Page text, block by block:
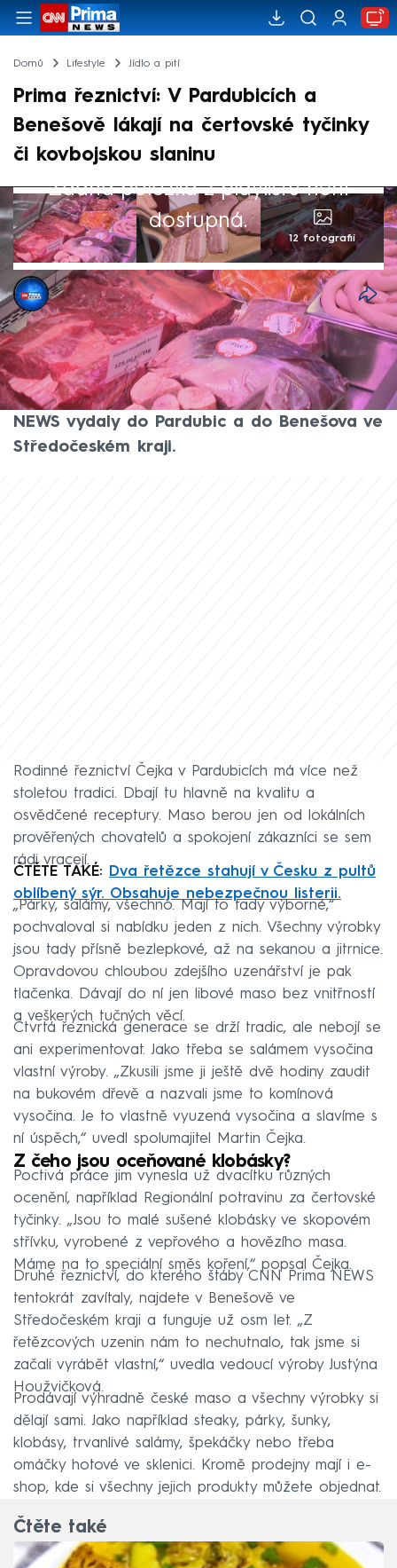
Domů Lifestyle Jídlo a pití
Prima řeznictví: V Pardubicích a
Benešově lákají na čertovské tyčinky
či kovbojskou slaninu
Žádná položka z playlistu není
dostupná.
12 fotografií
CNN Prima NEWS
1. led 2026, 23:31
V našem seriálu Prima řeznictví vám
ukazujeme poctivá a rodinná uzenářství a
řeznictví. Tentokrát se štáby CNN Prima
NEWS vydaly do Pardubic a do Benešova ve
Středočeském kraji.
Rodinné řeznictví Čejka v Pardubicích má více než
stoletou tradici. Dbají tu hlavně na kvalitu a
osvědčené receptury. Maso berou jen od lokálních
prověřených chovatelů a spokojení zákazníci se sem
rádi vracejí.
ČTĚTE TAKÉ:
Dva řetězce stahují v Česku z pultů
oblíbený sýr. Obsahuje nebezpečnou listerii.
„Párky, salámy, všechno. Mají to tady výborné,“
pochvaloval si nabídku jeden z nich. Všechny výrobky
jsou tady přísně bezlepkové, až na sekanou a jitrnice.
Opravdovou chloubou zdejšího uzenářství je pak
tlačenka. Dávají do ní jen libové maso bez vnitřností
a veškerých tučných věcí.
Čtvrtá řeznická generace se drží tradic, ale nebojí se
ani experimentovat. Jako třeba se salámem vysočina
vlastní výroby. „Zkusili jsme ji ještě dvě hodiny zaudit
na bukovém dřevě a nazvali jsme to komínová
vysočina. Je to vlastně vyuzená vysočina a slavíme s
ní úspěch,“ uvedl spolumajitel Martin Čejka.
Z čeho jsou oceňované klobásky?
Poctivá práce jim vynesla už dvacítku různých
ocenění, například Regionální potravinu za čertovské
tyčinky. „Jsou to malé sušené klobásky ve skopovém
střívku, vyrobené z vepřového a hovězího masa.
Máme na to speciální směs koření,“ popsal Čejka.
Druhé řeznictví, do kterého štáby CNN Prima NEWS
tentokrát zavítaly, najdete v Benešově ve
Středočeském kraji a funguje už osm let. „Z
řetězcových uzenin nám to nechutnalo, tak jsme si
začali vyrábět vlastní,“ uvedla vedoucí výroby Justýna
Houžvičková.
Prodávají výhradně české maso a všechny výrobky si
dělají sami. Jako například steaky, párky, šunky,
klobásy, trvanlivé salámy, špekáčky nebo třeba
omáčky hotové ve sklenici. Kromě prodejny mají i e-
shop, kde si všechny jejich produkty můžete objednat.
Čtěte také